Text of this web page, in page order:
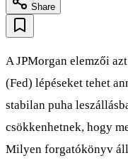
Share
A JPMorgan elemzői
(Fed) lépéseket tehet
stabilan puha
csökkenhetnek, hogy
Milyen forgatókönyv